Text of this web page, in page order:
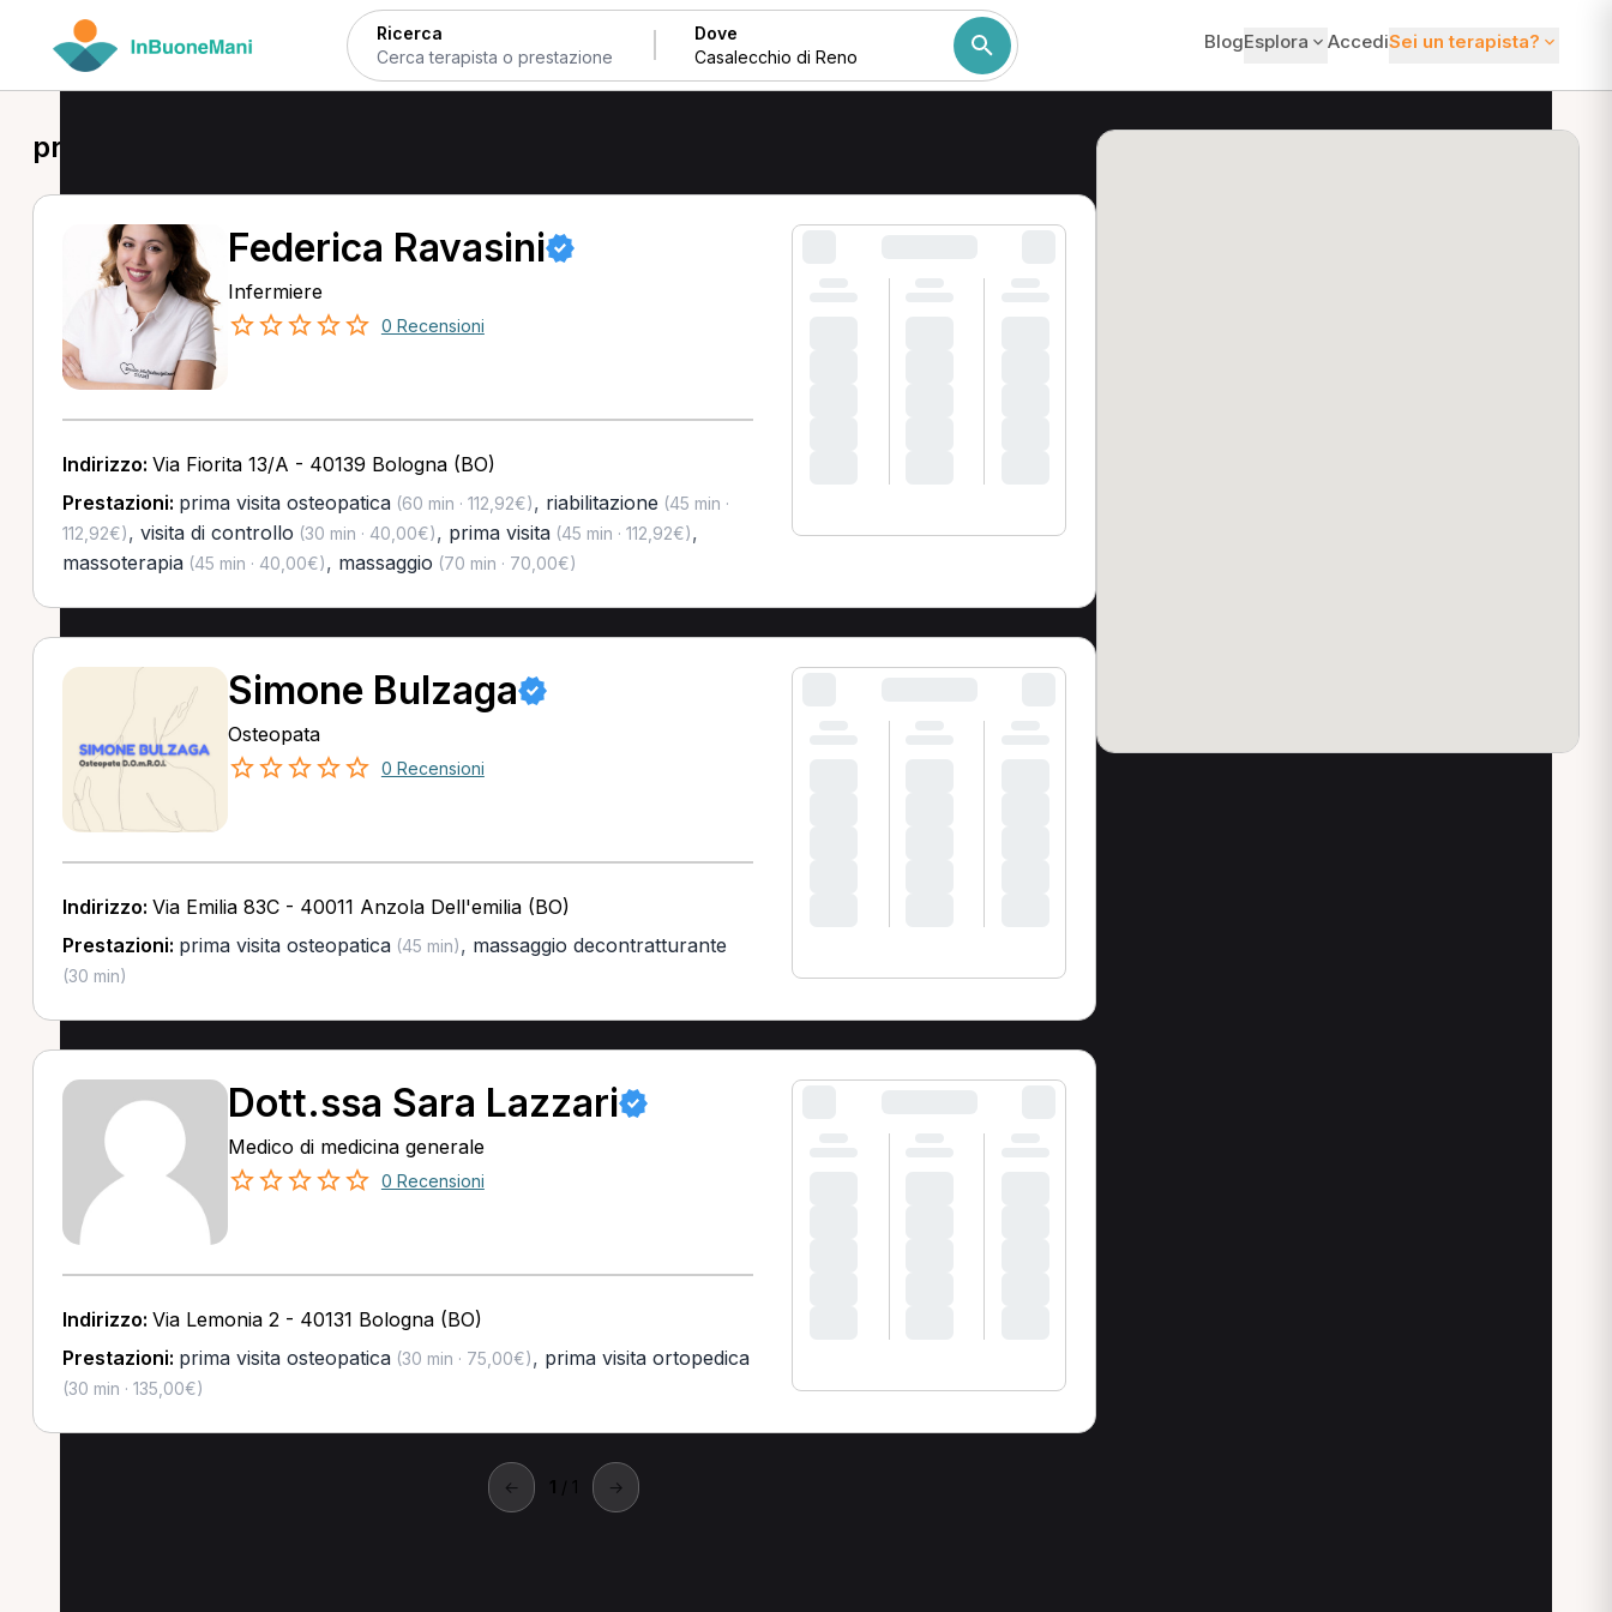
Ricerca Dove BlogEsplora AccediSei un terapista?
prima visita osteopatica a Casalecchio di Reno
Federica Ravasini
Infermiere
0 Recensioni
Indirizzo: Via Fiorita 13/A - 40139 Bologna (BO)
Prestazioni: prima visita osteopatica(60 min · 112,92€), riabilitazione (45 min ·
112,92€), visita di controllo (30 min · 40,00€), prima visita(45 min · 112,92€),
massoterapia(45 min · 40,00€), massaggio (70 min · 70,00€)
Simone Bulzaga
Osteopata
0 Recensioni
Indirizzo: Via Emilia 83C - 40011 Anzola Dell'emilia (BO)
Prestazioni: prima visita osteopatica(45 min), massaggio decontratturante
(30 min)
Dott.ssa Sara Lazzari
Medico di medicina generale
0 Recensioni
Indirizzo: Via Lemonia 2 - 40131 Bologna (BO)
Prestazioni: prima visita osteopatica(30 min · 75,00€), prima visita ortopedica
(30 min · 135,00€)
← 1 / 1 →